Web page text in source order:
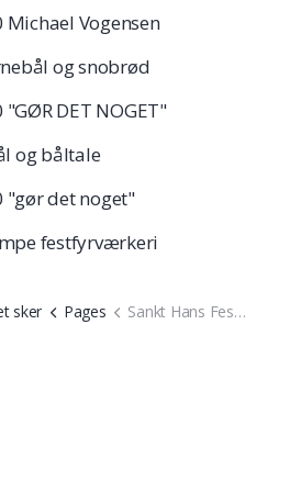
Vogensen
og snobrød
DET NOGET"
og båltale
"gør det noget"
festfyrværkeri
sker Pages Sankt Hans Fest på Fluepapiret